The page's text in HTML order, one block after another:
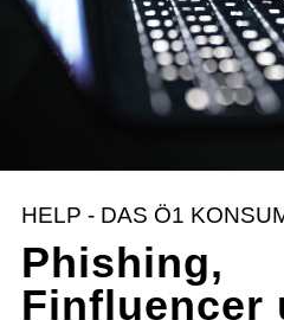
HELP - DAS Ö1
Phishing,
Finfluencer